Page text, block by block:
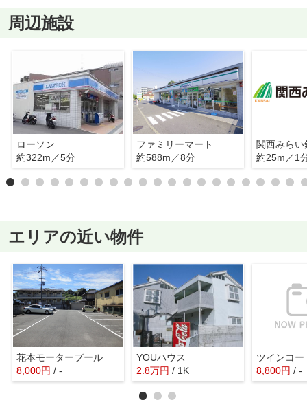
周辺施設
ローソン
約322m／5分
ファミリーマート
約588m／8分
約25m／1
エリアの近い物件
花本モータープール
8,000円 / -
YOUハウス
2.8万円 / 1K 8,800円 / -